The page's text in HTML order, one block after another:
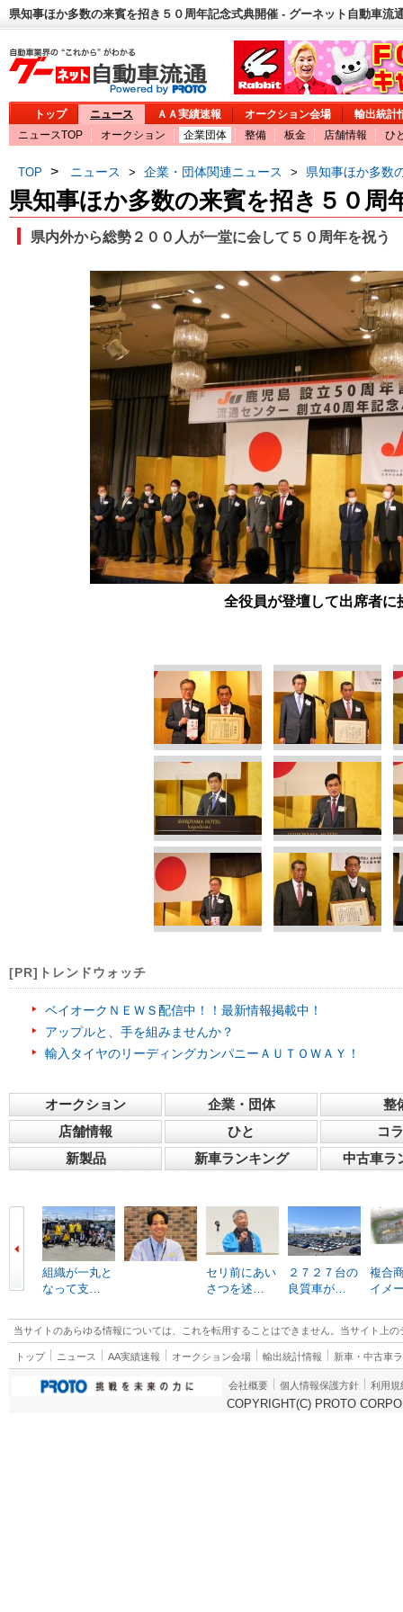
県知事ほか多数の来賓を招き５０周年記念式典開催 - グーネット自動車流
トップ ニュース ＡＡ実績速報 オークション会場
輸出統計
ニュースTOP
オークション 企業団体 整備 板金 店舗情報 ひ
TOP > ニュース > 企業・団体関連ニュース > 県知事ほか多数
県知事ほか多数の来賓を招き５０周
県内外から総勢２００人が一堂に会して５０周年を祝う
全役員が登壇して出席者に
[PR]トレンドウォッチ
ベイオークＮＥＷＳ配信中！！最新情報掲載中！
アップルと、手を組みませんか？
輸入タイヤのリーディングカンパニーＡＵＴＯＷＡＹ！
オークション 企業・団体
整
店舗情報
ひと
コ
新製品
新車ランキング 中古車ラ
組織が一丸と
なって支…
セリ前にあい
さつを述…
２７２７台の
良質車が…
複合
イメ
当サイトのあらゆる情報については、これを転用することはできません。当サイト上
トップ ニュース AA実績速報 オークション会場 輸出統計情報 新車・中古車
会社概要 個人情報保護方針 利用規
COPYRIGHT(C) PROTO